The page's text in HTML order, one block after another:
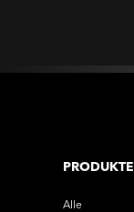
PRODUKTE
Alle